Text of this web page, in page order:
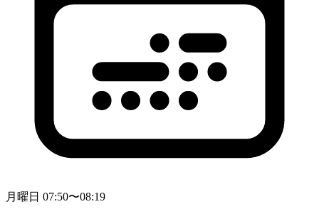
月曜日 07:50〜08:19